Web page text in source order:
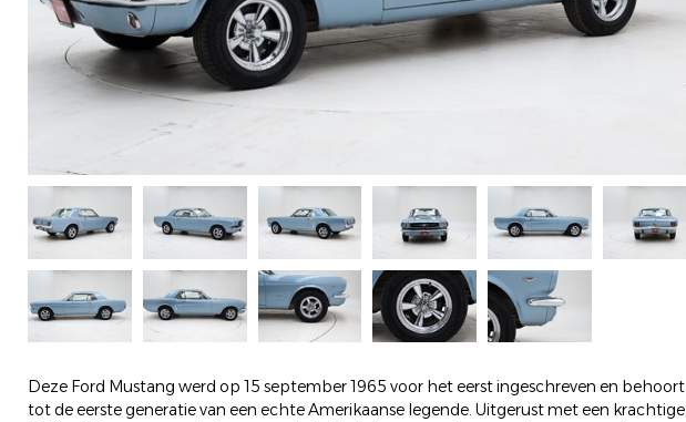
Deze Ford Mustang werd op 15 september 1965 voor het eerst ingeschreven en behoort
tot de eerste generatie van een echte Amerikaanse legende. Uitgerust met een krachtige